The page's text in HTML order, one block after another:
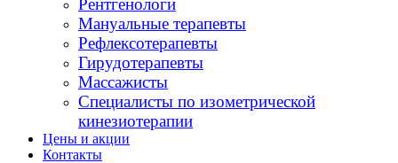
Рентгенологи
Мануальные терапевты
Рефлексотерапевты
Гирудотерапевты
Массажисты
Специалисты по изометрической
кинезиотерапии
Цены и акции
Контакты